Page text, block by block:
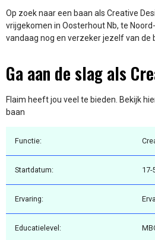
Op zoek naar een baan als Creative
vrijgekomen in Oosterhout Nb, te
vandaag nog en verzeker jezelf van de
Ga aan de slag als
Flaim heeft jou veel te bieden. Bekijk
baan
Functie:
Startdatum: 17-
Ervaring:
Educatielevel: